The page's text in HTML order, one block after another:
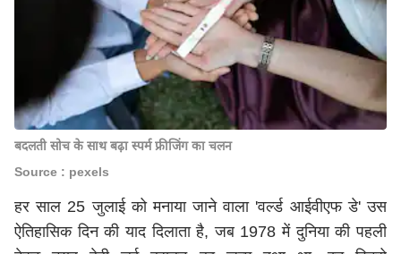
बदलती सोच के साथ बढ़ा स्पर्म फ्रीजिंग का चलन
Source : pexels
हर साल 25 जुलाई को मनाया जाने वाला 'वर्ल्ड आईवीएफ डे' उस
ऐतिहासिक दिन की याद दिलाता है, जब 1978 में दुनिया की पहली